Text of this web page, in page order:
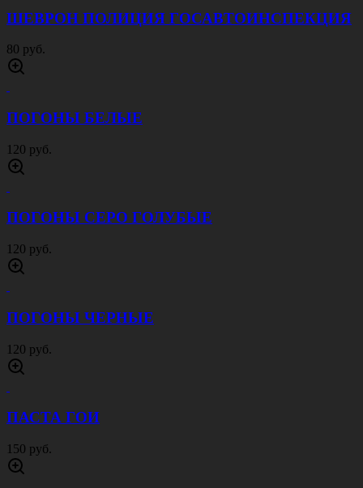
ШЕВРОН ПОЛИЦИЯ ГОСАВТОИНСПЕКЦИЯ
80 руб.
ПОГОНЫ БЕЛЫЕ
120 руб.
ПОГОНЫ СЕРО ГОЛУБЫЕ
120 руб.
ПОГОНЫ ЧЕРНЫЕ
120 руб.
ПАСТА ГОИ
150 руб.